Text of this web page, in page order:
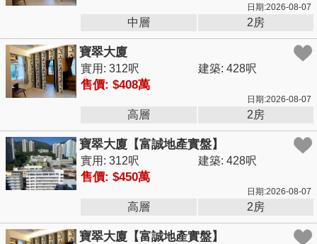
日期:2026-08-07
中層 2房
寶翠大廈
實用: 312呎 建築: 428呎
售價: $408萬
日期:2026-08-07
高層 2房
寶翠大廈【富誠地產實盤】
實用: 312呎 建築: 428呎
售價: $450萬
日期:2026-08-07
高層 2房
寶翠大廈【富誠地產實盤】